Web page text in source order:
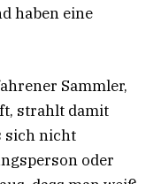
haben eine
Sammler,
strahlt damit
sich nicht
oder